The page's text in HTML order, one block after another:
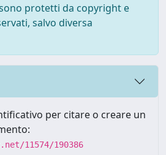
protetti da copyright e
salvo diversa
per citare o creare un
11574/190386